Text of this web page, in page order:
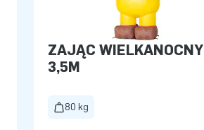
ZAJĄC WIELKANOCNY
3,5M
80 kg